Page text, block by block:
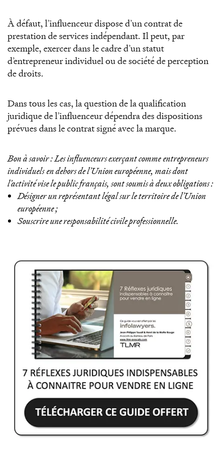
À défaut, l’influenceur dispose d’un contrat de
prestation de services indépendant. Il peut, par
exemple, exercer dans le cadre d’un statut
d’entrepreneur individuel ou de société de perception
de droits.
Dans tous les cas, la question de la qualification
juridique de l’influenceur dépendra des dispositions
prévues dans le contrat signé avec la marque.
Bon à savoir : Les influenceurs exerçant commeentrepreneurs
individuelsen dehors de l’Union européenne, mais dont
l’activité vise le public français, sont soumis à deux obligations :
Désigner un représentant légal sur le territoire de l’Union
européenne ;
Souscrire une responsabilité civile professionnelle.